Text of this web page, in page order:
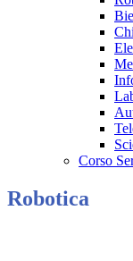
Corso
Robotica